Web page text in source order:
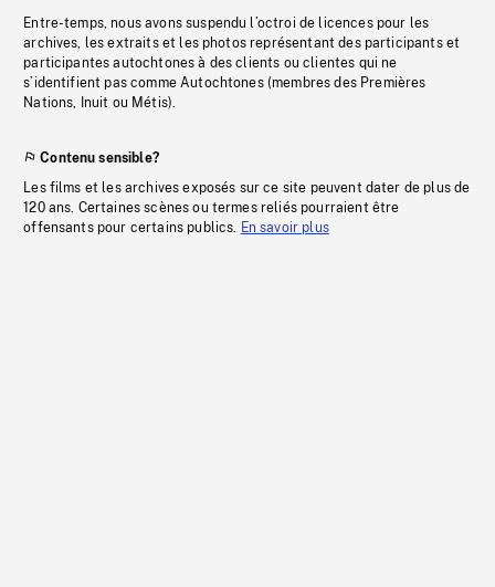
Entre-temps, nous avons suspendu l’octroi de licences pour les
archives, les extraits et les photos représentant des participants et
participantes autochtones à des clients ou clientes qui ne
s’identifient pas comme Autochtones (membres des Premières
Nations, Inuit ou Métis).
Contenu sensible?
Les films et les archives exposés sur ce site peuvent dater de plus de
120 ans. Certaines scènes ou termes reliés pourraient être
offensants pour certains publics. En savoir plus